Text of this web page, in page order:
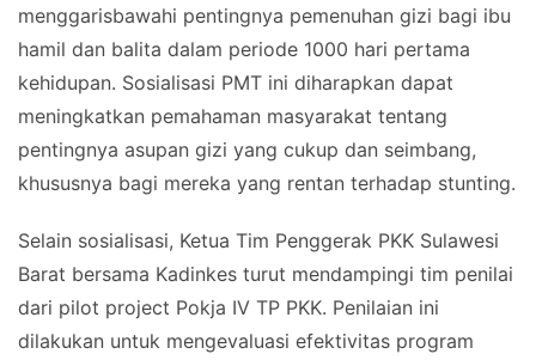
menggarisbawahi pentingnya pemenuhan gizi bagi ibu
hamil dan balita dalam periode 1000 hari pertama
kehidupan. Sosialisasi PMT ini diharapkan dapat
meningkatkan pemahaman masyarakat tentang
pentingnya asupan gizi yang cukup dan seimbang,
khususnya bagi mereka yang rentan terhadap stunting.
Selain sosialisasi, Ketua Tim Penggerak PKK Sulawesi
Barat bersama Kadinkes turut mendampingi tim penilai
dari pilot project Pokja IV TP PKK. Penilaian ini
dilakukan untuk mengevaluasi efektivitas program